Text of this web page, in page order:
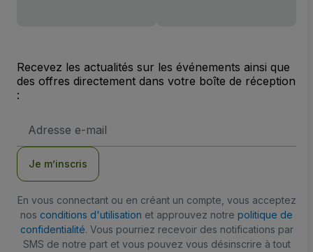
Recevez les actualités sur les événements ainsi que
des offres directement dans votre boîte de réception
:
e-
Je m’inscris
En vous connectant ou en créant un compte, vous acceptez
nos conditions d'utilisation et approuvez notre politique de
confidentialité. Vous pourriez recevoir des notifications par
SMS de notre part et vous pouvez vous désinscrire à tout